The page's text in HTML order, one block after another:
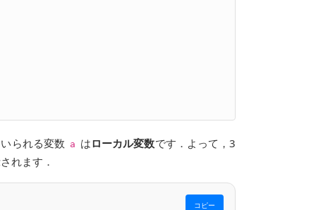
られる変数 a はローカル変数です．よって，3
れます．
コピー